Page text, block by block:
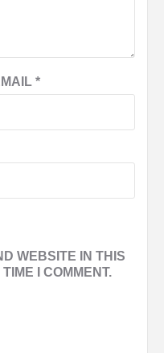
*
WEBSITE IN THIS
I COMMENT.